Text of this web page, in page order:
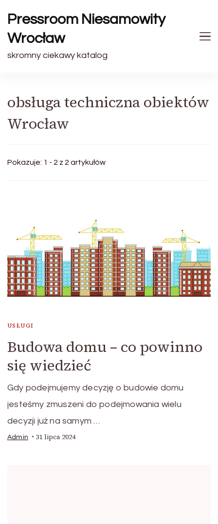
Pressroom Niesamowity
Wrocław
skromny ciekawy katalog
obsługa techniczna obiektów
Wrocław
Pokazuje: 1 - 2 z 2 artykułów
USŁUGI
Budowa domu – co powinno
się wiedzieć
Gdy podejmujemy decyzję o budowie domu
jesteśmy zmuszeni do podejmowania wielu
decyzji już na samym …
Admin 31 lipca 2024